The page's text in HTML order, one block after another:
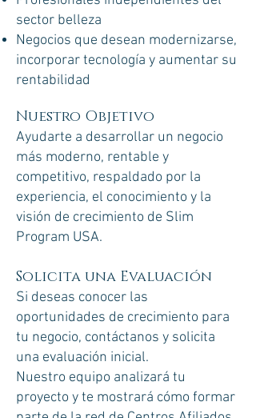
sector belleza
Negocios que desean modernizarse,
incorporar tecnología y aumentar su
rentabilidad
Nuestro Objetivo
Ayudarte a desarrollar un negocio
más moderno, rentable y
competitivo, respaldado por la
experiencia, el conocimiento y la
visión de crecimiento de Slim
Program USA.
Solicita una Evaluación
Si deseas conocer las
oportunidades de crecimiento para
tu negocio, contáctanos y solicita
una evaluación inicial.
Nuestro equipo analizará tu
proyecto y te mostrará cómo formar